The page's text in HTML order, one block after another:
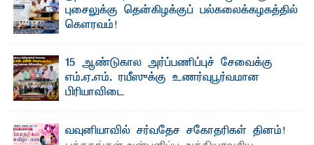
புசைலுக்கு தென்கிழக்குப் பல்கலைக்கழகத்தில்
கௌரவம்!
15 ஆண்டுகால அர்ப்பணிப்புச் சேவைக்கு
எம்.ஏ.எம். ரயீஸுக்கு உணர்வுபூர்வமான
பிரியாவிடை
வவுனியாவில் சர்வதேச சகோதரிகள் தினம்!